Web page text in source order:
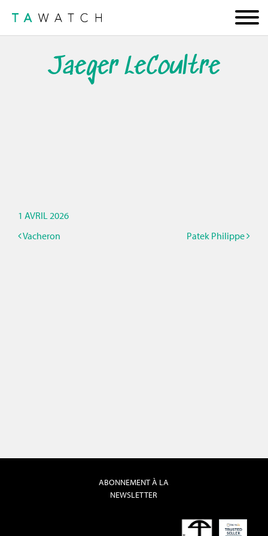
Jaeger LeCoultre
1 AVRIL 2026
Vacheron
Patek Philippe
ABONNEMENT À LA
NEWSLETTER